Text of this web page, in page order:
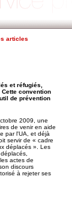
articles
et réfugiés,
convention
de prévention
2009, une
de venir en aide
par l'UA, et déjà
servir de « cadre
déplacés ». Les
actes de
discours
à rejeter ses